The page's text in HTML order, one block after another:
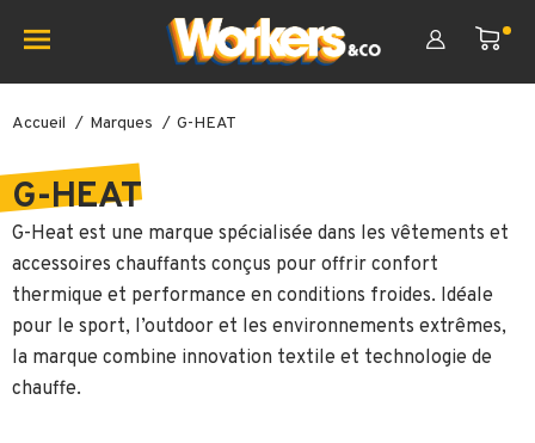
Accueil Marques G-HEAT
G-HEAT
G-Heat est une marque spécialisée dans les vêtements et
accessoires chauffants conçus pour offrir confort
thermique et performance en conditions froides. Idéale
pour le sport, l’outdoor et les environnements extrêmes,
la marque combine innovation textile et technologie de
chauffe.